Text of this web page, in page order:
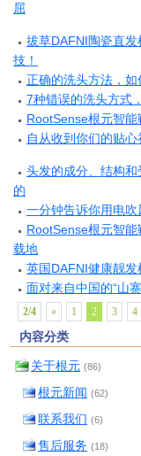
屈
拔草DAFNI陶瓷直
技！
正确的洗头方法，如
7种错误的洗头方式
RootSense根元智
自从收到你们的贴
头发的成分、结构
的
一分钟告诉你用电吹
RootSense根元智
载地
英国DAFNI健康靓
面对来自中国的“山
2/4 « 1 2 3 4
内容分类
关于根元 (86)
根元新闻 (62)
联系我们 (6)
售后服务 (18)